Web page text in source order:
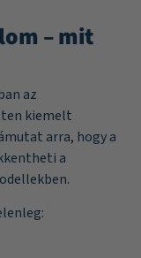
– mit
az
kiemelt
arra, hogy a
a